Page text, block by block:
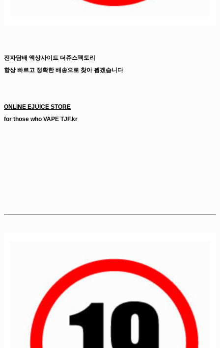
전자담배 액상사이트 더쥬스팩토리
항상 빠르고 정확한 배송으로 찾아 뵙겠습니다
ONLINE EJUICE STORE
for those who VAPE TJF.kr